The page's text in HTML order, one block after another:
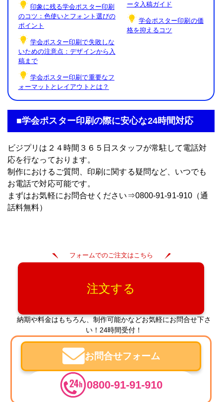
印象に残る学会ポスター印刷
のコツ：色使いとフォント選びの
ポイント
学会ポスター印刷で失敗しな
いための注意点：デザインから入
稿まで
学会ポスター印刷で重要なフ
ォーマットとレイアウトとは？
ータ入稿ガイド
学会ポスター印刷の価
格を抑えるコツ
■学会ポスター印刷の際に安心な24時間対応
ビジプリは２４時間３６５日スタッフが常駐して電話対
応を行なっております。
制作におけるご質問、印刷に関する疑問など、いつでも
お電話で対応可能です。
まずはお気軽にお問合せください⇒0800-91-91-910（通
話料無料）
フォームでのご注文はこちら
注文する
納期や料金はもちろん、制作可能かなどお気軽にお問合せ下さ
い！24時間受付！
お問合せフォーム
0800-91-91-910